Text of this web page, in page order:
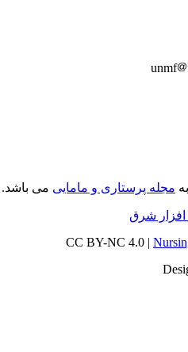
unmf
مجله پرستاری و ماماییمی باشد.
شرق